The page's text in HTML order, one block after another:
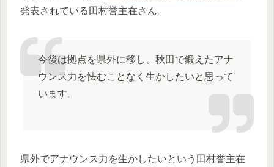
発表されている田村誉主在さん。
今後は拠点を県外に移し、秋田で鍛えたアナ
ウンス力を怯むことなく生かしたいと思って
います。
県外でアナウンス力を生かしたいという田村誉主在